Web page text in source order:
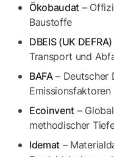
Ökobaudat –
Baustoffe
DBEIS (UK DEFRA)
Transport und
BAFA– Deutscher
Emissionsfaktoren
Ecoinvent –
methodischer
Idemat –